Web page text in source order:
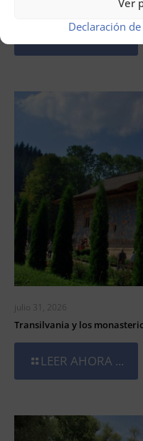
Declaración
julio 31, 2026
Transilvania y los
LEER AHORA ...